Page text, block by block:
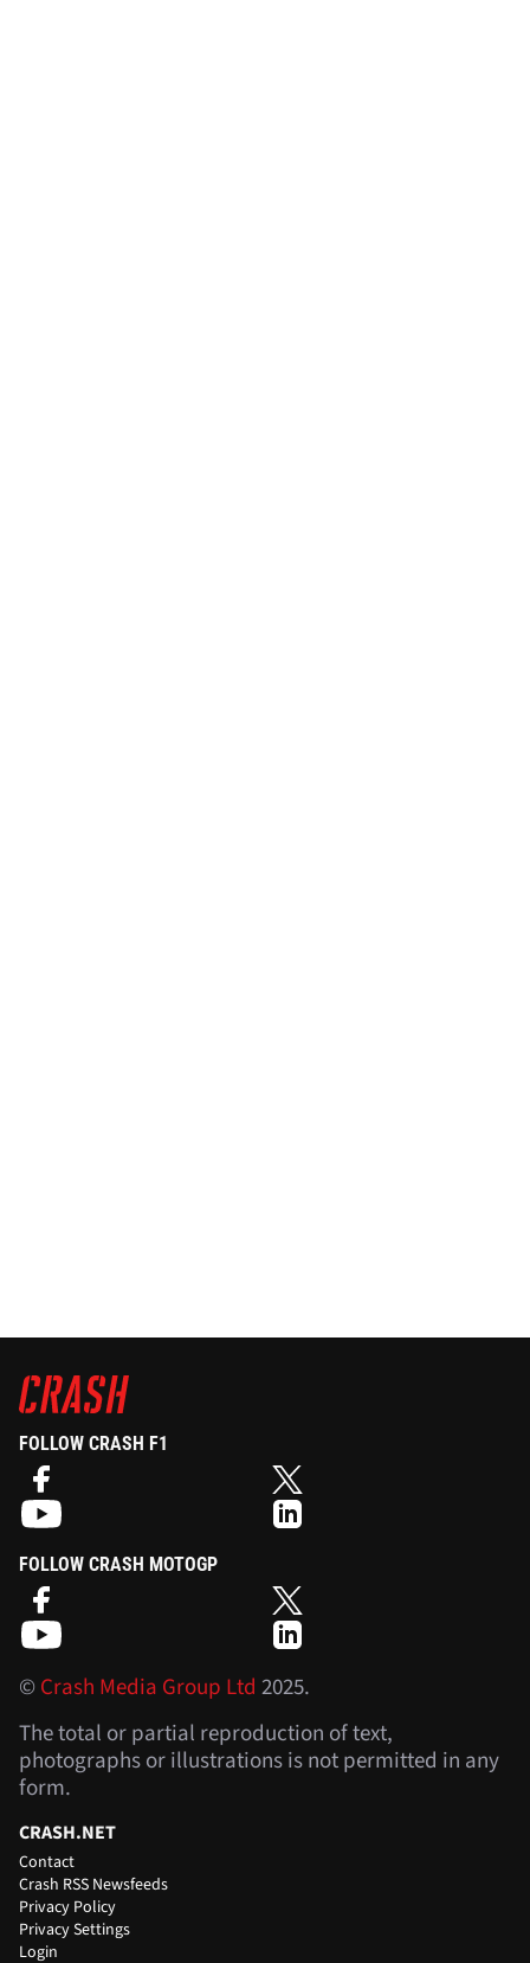
FOLLOW CRASH F1
FOLLOW CRASH MOTOGP
©Crash Media Group Ltd 2025.
The total or partial reproduction of text,
photographs or illustrations is not permitted in any
form.
CRASH.NET
Contact
Crash RSS Newsfeeds
Privacy Policy
Privacy Settings
Login